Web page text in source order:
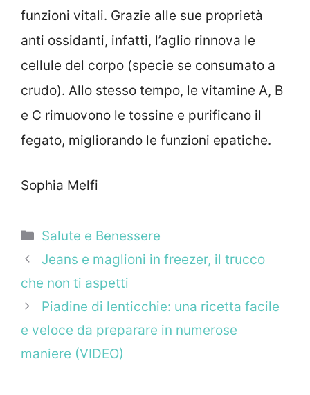
funzioni vitali. Grazie alle sue proprietà
anti ossidanti, infatti, l’aglio rinnova le
cellule del corpo (specie se consumato a
crudo). Allo stesso tempo, le vitamine A, B
e C rimuovono le tossine e purificano il
fegato, migliorando le funzioni epatiche.
Sophia Melfi
Categorie
Salute e Benessere
Jeans e maglioni in freezer, il trucco
che non ti aspetti
Piadine di lenticchie: una ricetta facile
e veloce da preparare in numerose
maniere (VIDEO)